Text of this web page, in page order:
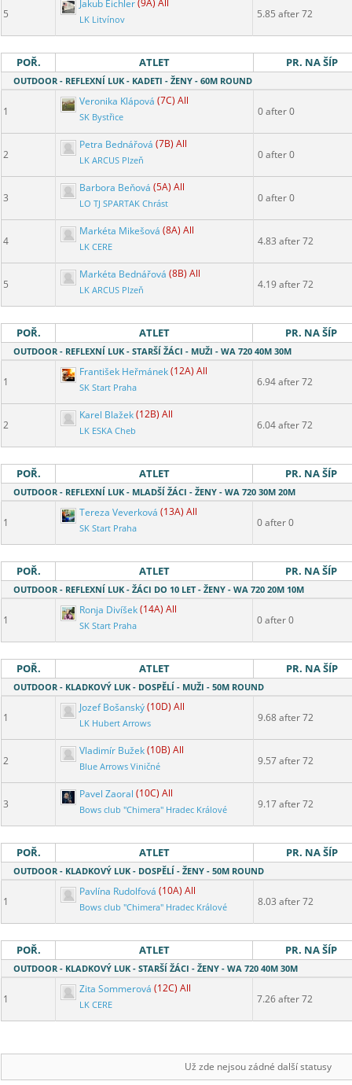
5
Jakub Eichler(9A) All
LK Litvínov 5.85 after 72
POŘ. ATLET PR. NA ŠÍP
OUTDOOR - REFLEXNÍ LUK - KADETI - ŽENY - 60M ROUND
1
Veronika Klápová (7C) All
SK Bystřice 0 after 0
2
Petra Bednářová (7B) All
LK ARCUS Plzeň 0 after 0
3
Barbora Beňová (5A) All
LO TJ SPARTAK Chrást 0 after 0
4
Markéta Mikešová (8A) All
LK CERE 4.83 after 72
5
Markéta Bednářová (8B) All
LK ARCUS Plzeň 4.19 after 72
POŘ. ATLET PR. NA ŠÍP
OUTDOOR - REFLEXNÍ LUK - STARŠÍ ŽÁCI - MUŽI - WA 720 40M 30M
1
František Heřmánek(12A) All
SK Start Praha 6.94 after 72
2
Karel Blažek(12B) All
LK ESKA Cheb 6.04 after 72
POŘ. ATLET PR. NA ŠÍP
OUTDOOR - REFLEXNÍ LUK - MLADŠÍ ŽÁCI - ŽENY - WA 720 30M 20M
1
Tereza Veverková (13A) All
SK Start Praha 0 after 0
POŘ. ATLET PR. NA ŠÍP
OUTDOOR - REFLEXNÍ LUK - ŽÁCI DO 10 LET - ŽENY - WA 720 20M 10M
1
Ronja Divíšek(14A) All
SK Start Praha 0 after 0
POŘ. ATLET PR. NA ŠÍP
OUTDOOR - KLADKOVÝ LUK - DOSPĚLÍ - MUŽI - 50M ROUND
1
Jozef Bošanský(10D) All
LK Hubert Arrows 9.68 after 72
2
Vladimír Bužek(10B) All
Blue Arrows Viničné 9.57 after 72
3
Pavel Zaoral (10C) All
Bows club "Chimera" Hradec Králové 9.17 after 72
POŘ. ATLET PR. NA ŠÍP
OUTDOOR - KLADKOVÝ LUK - DOSPĚLÍ - ŽENY - 50M ROUND
1
Pavlína Rudolfová (10A) All
Bows club "Chimera" Hradec Králové 8.03 after 72
POŘ. ATLET PR. NA ŠÍP
OUTDOOR - KLADKOVÝ LUK - STARŠÍ ŽÁCI - ŽENY - WA 720 40M 30M
1
Zita Sommerová (12C) All
LK CERE 7.26 after 72
Už zde nejsou zádné další statusy